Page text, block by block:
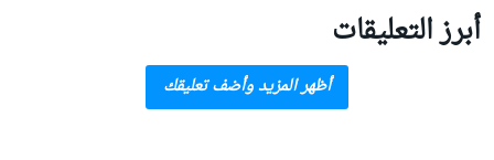
أبرز التعليقات
أظهر المزيد وأضف تعليقك